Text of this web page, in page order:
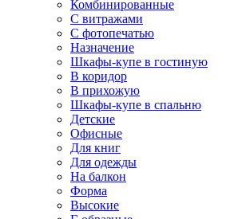
Комбинированные
С витражами
С фотопечатью
Назначение
Шкафы-купе в гостиную
В коридор
В прихожую
Шкафы-купе в спальню
Детские
Офисные
Для книг
Для одежды
На балкон
Форма
Высокие